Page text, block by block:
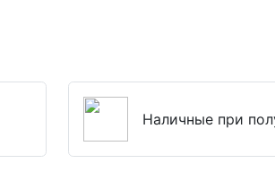
Наличные при